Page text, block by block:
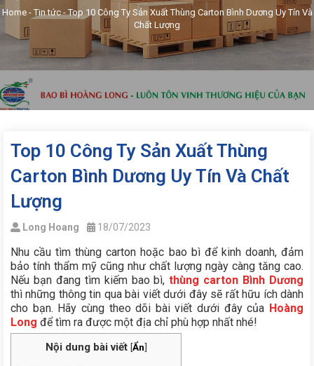
Home-Tin tức-Top 10 Công Ty Sản Xuất Thùng Carton Bình Dương Uy Tín Và
Chất Lượng
Top 10 Công Ty Sản Xuất Thùng
Carton Bình Dương Uy Tín Và Chất
Lượng
Long Hoang 18/07/2023
Nhu cầu tìm thùng carton hoặc bao bì để kinh doanh, đảm
bảo tính thẩm mỹ cũng như chất lượng ngày càng tăng cao.
Nếu bạn đang tìm kiếm bao bì,thùng carton Bình Dương
thì những thông tin qua bài viết dưới đây sẽ rất hữu ích dành
cho bạn. Hãy cùng theo dõi bài viết dưới đây của Hoàng
Long để tìm ra được một địa chỉ phù hợp nhất nhé!
Nội dung bài viết [Ẩn]